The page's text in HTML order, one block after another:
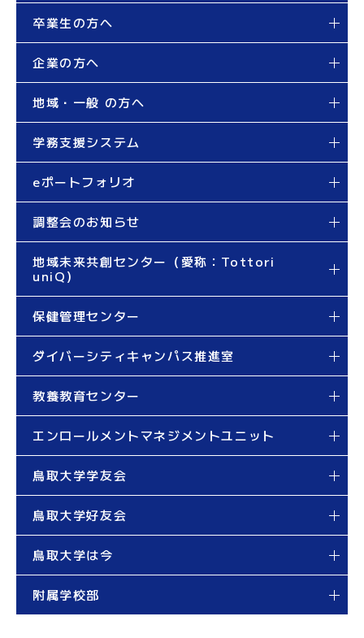
卒業生の方へ
企業の方へ
地域・一般 の方へ
学務支援システム
eポートフォリオ
調整会のお知らせ
地域未来共創センター（愛称：Tottori
uniQ）
保健管理センター
ダイバーシティキャンパス推進室
教養教育センター
エンロールメントマネジメントユニット
鳥取大学学友会
鳥取大学好友会
鳥取大学は今
附属学校部